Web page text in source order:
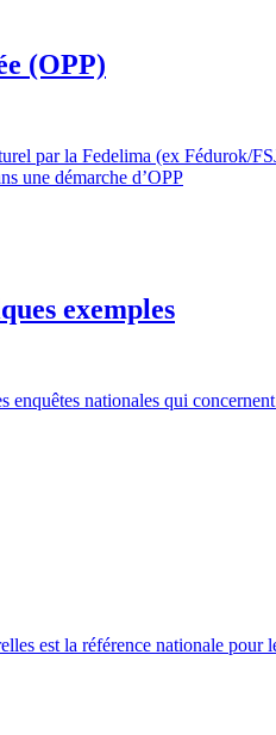
(OPP)
par la Fedelima (ex Fédurok/
une démarche d’OPP
exemples
nationales qui
est la référence nationale